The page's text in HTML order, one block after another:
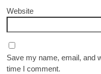
Website
Save my name, email, and
time I comment.